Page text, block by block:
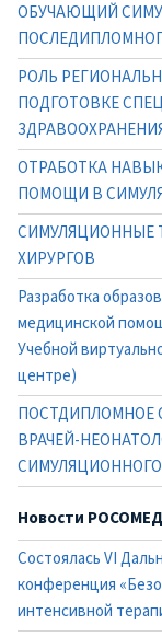
ОБУЧАЮЩИЙ
РОЛЬ
ПОДГОТОВКЕ
ОТРАБОТКА
ПОМОЩИ В
СИМУЛЯЦИОННЫЕ
ХИРУРГОВ
Разработка
медицинской
Учебной
центре)
ПОСТДИПЛОМНОЕ
ВРАЧЕЙ-
Новости
Состоялась VI
конференция
интенсивной